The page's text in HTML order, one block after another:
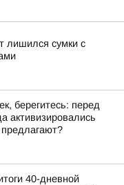
лишился сумки с
берегитесь: перед
активизировались
предлагают?
40-дневной